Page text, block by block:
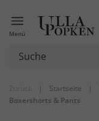
Menü
| Startseite |
Boxershorts & Pants